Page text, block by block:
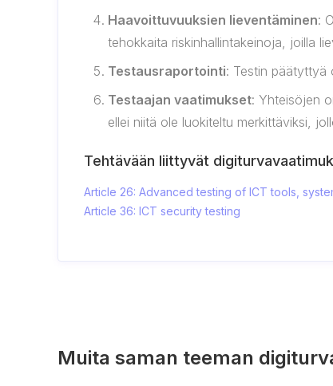
Haavoittuvuuksien lieventäminen:
tehokkaita riskinhallintakeinoja, joilla
Testausraportointi: Testin päätyttyä
Testaajan vaatimukset: Yhteisöjen
ellei niitä ole luokiteltu merkittäviksi,
Tehtävään liittyvät
Article 26: Advanced testing of ICT tools,
Article 36: ICT security testing
Muita saman teeman